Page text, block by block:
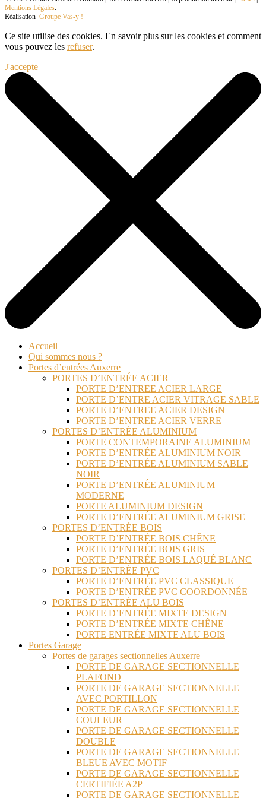
Mentions Légales.
Réalisation Groupe Vas-y !
Ce site utilise des cookies. En savoir plus sur les cookies et comment
vous pouvez les refuser.
J'accepte
Accueil
Qui sommes nous ?
Portes d’entrées Auxerre
PORTES D’ENTRÉE ACIER
PORTE D’ENTREE ACIER LARGE
PORTE D’ENTRE ACIER VITRAGE SABLE
PORTE D’ENTREE ACIER DESIGN
PORTE D’ENTREE ACIER VERRE
PORTES D’ENTRÉE ALUMINIUM
PORTE CONTEMPORAINE ALUMINIUM
PORTE D’ENTRÉE ALUMINIUM NOIR
PORTE D’ENTRÉE ALUMINIUM SABLE
NOIR
PORTE D’ENTRÉE ALUMINIUM
MODERNE
PORTE ALUMINIUM DESIGN
PORTE D’ENTRÉE ALUMINIUM GRISE
PORTES D’ENTRÉE BOIS
PORTE D’ENTRÉE BOIS CHÊNE
PORTE D’ENTRÉE BOIS GRIS
PORTE D’ENTRÉE BOIS LAQUÉ BLANC
PORTES D’ENTRÉE PVC
PORTE D’ENTRÉE PVC CLASSIQUE
PORTE D’ENTRÉE PVC COORDONNÉE
PORTES D’ENTRÉE ALU BOIS
PORTE D’ENTRÉE MIXTE DESIGN
PORTE D’ENTRÉE MIXTE CHÊNE
PORTE ENTRÉE MIXTE ALU BOIS
Portes Garage
Portes de garages sectionnelles Auxerre
PORTE DE GARAGE SECTIONNELLE
PLAFOND
PORTE DE GARAGE SECTIONNELLE
AVEC PORTILLON
PORTE DE GARAGE SECTIONNELLE
COULEUR
PORTE DE GARAGE SECTIONNELLE
DOUBLE
PORTE DE GARAGE SECTIONNELLE
BLEUE AVEC MOTIF
PORTE DE GARAGE SECTIONNELLE
CERTIFIÉE A2P
PORTE DE GARAGE SECTIONNELLE